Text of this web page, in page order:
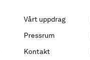
Vårt uppdrag
Pressrum
Kontakt